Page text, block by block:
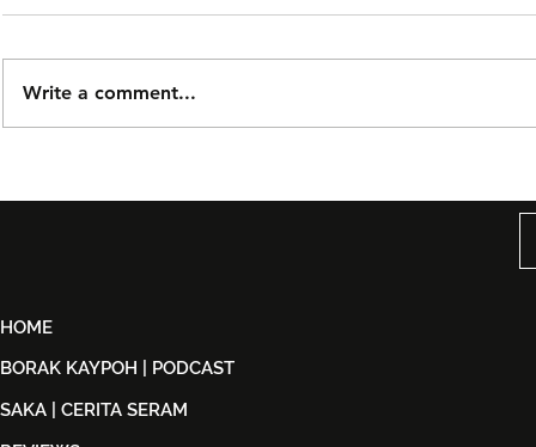
Malaysia
Write a comment...
HOME
BORAK KAYPOH | PODCAST
SAKA | CERITA SERAM